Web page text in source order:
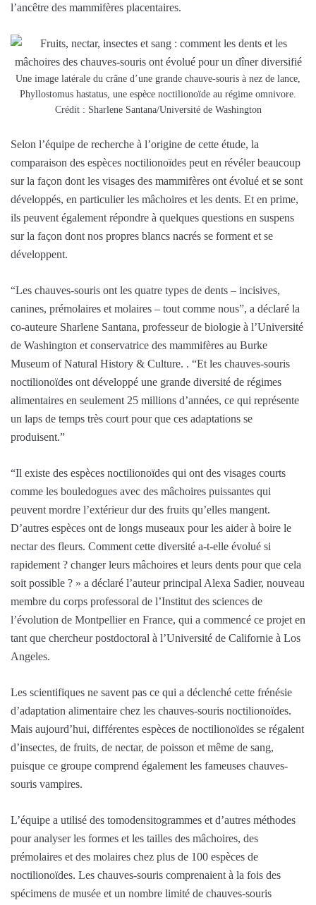
l’ancêtre des mammifères placentaires.
Une image latérale du crâne d’une grande chauve-souris à nez de lance,
Phyllostomus hastatus, une espèce noctilionoïde au régime omnivore.
Crédit : Sharlene Santana/Université de Washington
Selon l’équipe de recherche à l’origine de cette étude, la
comparaison des espèces noctilionoïdes peut en révéler beaucoup
sur la façon dont les visages des mammifères ont évolué et se sont
développés, en particulier les mâchoires et les dents. Et en prime,
ils peuvent également répondre à quelques questions en suspens
sur la façon dont nos propres blancs nacrés se forment et se
développent.
“Les chauves-souris ont les quatre types de dents – incisives,
canines, prémolaires et molaires – tout comme nous”, a déclaré la
co-auteure Sharlene Santana, professeur de biologie à l’Université
de Washington et conservatrice des mammifères au Burke
Museum of Natural History & Culture. . “Et les chauves-souris
noctilionoïdes ont développé une grande diversité de régimes
alimentaires en seulement 25 millions d’années, ce qui représente
un laps de temps très court pour que ces adaptations se
produisent.”
“Il existe des espèces noctilionoïdes qui ont des visages courts
comme les bouledogues avec des mâchoires puissantes qui
peuvent mordre l’extérieur dur des fruits qu’elles mangent.
D’autres espèces ont de longs museaux pour les aider à boire le
nectar des fleurs. Comment cette diversité a-t-elle évolué si
rapidement ? changer leurs mâchoires et leurs dents pour que cela
soit possible ? » a déclaré l’auteur principal Alexa Sadier, nouveau
membre du corps professoral de l’Institut des sciences de
l’évolution de Montpellier en France, qui a commencé ce projet en
tant que chercheur postdoctoral à l’Université de Californie à Los
Angeles.
Les scientifiques ne savent pas ce qui a déclenché cette frénésie
d’adaptation alimentaire chez les chauves-souris noctilionoïdes.
Mais aujourd’hui, différentes espèces de noctilionoïdes se régalent
d’insectes, de fruits, de nectar, de poisson et même de sang,
puisque ce groupe comprend également les fameuses chauves-
souris vampires.
L’équipe a utilisé des tomodensitogrammes et d’autres méthodes
pour analyser les formes et les tailles des mâchoires, des
prémolaires et des molaires chez plus de 100 espèces de
noctilionoïdes. Les chauves-souris comprenaient à la fois des
spécimens de musée et un nombre limité de chauves-souris